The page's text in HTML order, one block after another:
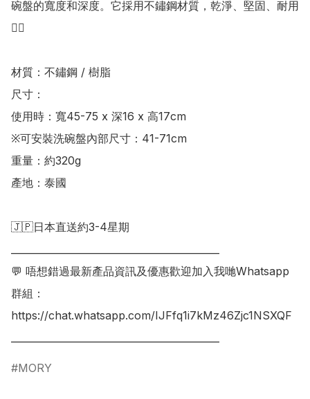
碗盤的寬度和深度。它採用不鏽鋼材質，乾淨、堅固、耐用
👍🏻
材質：不鏽鋼 / 樹脂
尺寸：
使用時：寬45-75 x 深16 x 高17cm
※可安裝洗碗盤內部尺寸：41-71cm
重量：約320g
產地：泰國
🇯🇵日本直送約3-4星期
💬 唔想錯過最新產品資訊及優惠歡迎加入我哋Whatsapp
群組：
https://chat.whatsapp.com/IJFfq1i7kMz46Zjc1NSXQF
MORY